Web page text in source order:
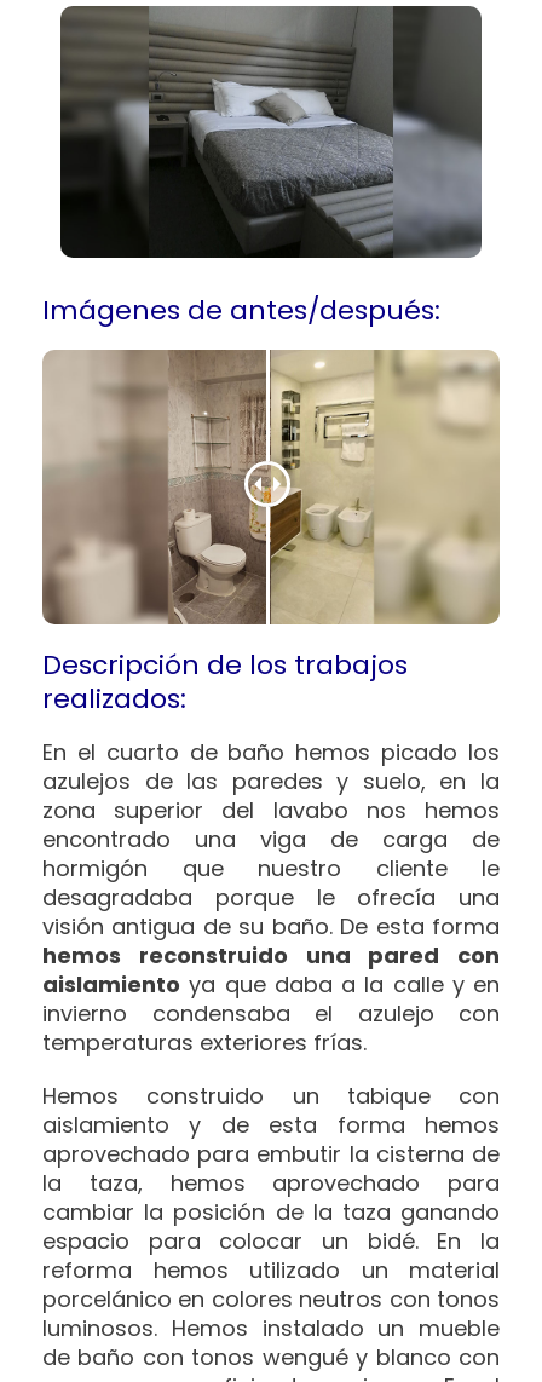
Imágenes de antes/después:
Descripción de los trabajos
realizados:
En el cuarto de baño hemos picado los
azulejos de las paredes y suelo, en la
zona superior del lavabo nos hemos
encontrado una viga de carga de
hormigón que nuestro cliente le
desagradaba porque le ofrecía una
visión antigua de su baño. De esta forma
hemos reconstruido una pared con
aislamiento ya que daba a la calle y en
invierno condensaba el azulejo con
temperaturas exteriores frías.
Hemos construido un tabique con
aislamiento y de esta forma hemos
aprovechado para embutir la cisterna de
la taza, hemos aprovechado para
cambiar la posición de la taza ganando
espacio para colocar un bidé. En la
reforma hemos utilizado un material
porcelánico en colores neutros con tonos
luminosos. Hemos instalado un mueble
de baño con tonos wengué y blanco con